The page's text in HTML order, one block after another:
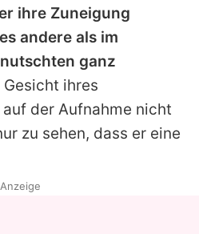
ihre Zuneigung
andere als im
ganz
Gesicht ihres
der Aufnahme nicht
zu sehen, dass er eine
Anzeige